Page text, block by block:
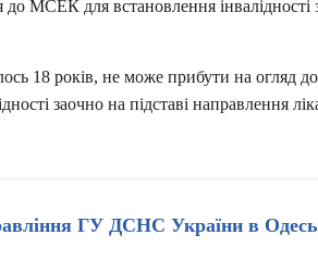
МСЕК для встановлення інвалідності
18 років, не може прибути на огляд
заочно на підставі направлення
ГУ ДСНС України в